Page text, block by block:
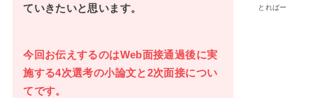
とればー
ていきたいと思います。
今回お伝えするのはWeb面接通過後に実
施する4次選考の小論文と2次面接につい
てです。